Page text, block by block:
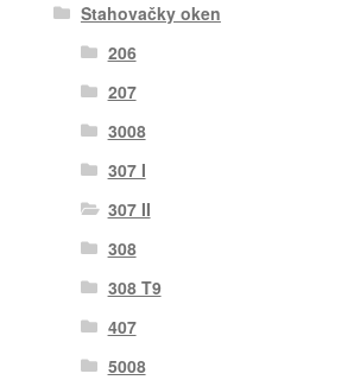
Stahovačky oken
206
207
3008
307 I
307 II
308
308 T9
407
5008